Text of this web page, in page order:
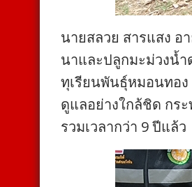
นายสลวย สารแสง อ
นาและปลูกมะม่วงน้
ทุเรียนพันธุ์หมอนทอง
ดูแลอย่างใกล้ชิด กร
รวมเวลากว่า 9 ปีแล้ว